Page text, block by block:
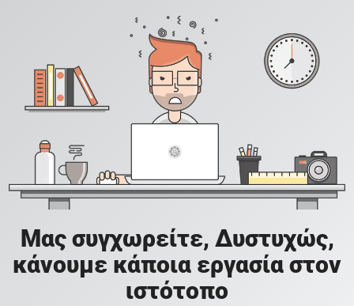
Μας συγχωρείτε, Δυστυχώς,
κάνουμε κάποια εργασία στον
ιστότοπο